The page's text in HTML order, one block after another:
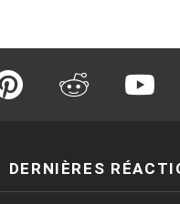
pinterest reddit
DERNIÈRES